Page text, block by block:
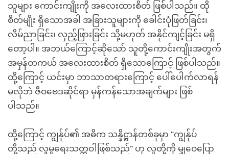
သူများ ကောင်းကျိုးကို အလေးထားစိတ် ဖြစ်ပါသည်။ ထို
စိတ်မျိုး ရှိသောအခါ အခြားသူများကို ခေါင်းပုံဖြတ်ခြင်း၊
လိမ်ညာခြင်း၊ လှည့်ဖြားခြင်း သို့မဟုတ် အနိုင်ကျင့်ခြင်း မရှိ
တော့ပါ။ အဘယ်ကြောင့်ဆိုသော် သူတို့ကောင်းကျိုးအတွက်
အမှန်တကယ် အလေးထားစိတ် ရှိသောကြောင့် ဖြစ်ပါသည်။
ထို့ကြောင့် ယင်းမှာ ဘာသာတရားကြောင့် ပေါ်ပေါက်လာရန်
မလိုဘဲ ဇီဝဗေဒဆိုင်ရာ မှန်ကန်သောအချက်များ ဖြစ်
ပါသည်။
ထို့ကြောင့် ကျွန်ုပ်၏ အဓိက သန္နိဋ္ဌာန်တစ်ခုမှာ “ကျွန်ုပ်
တို့သည် လူမှုရေးသတ္တဝါဖြစ်သည်” ဟု လူတို့ကို မျှဝေပြော